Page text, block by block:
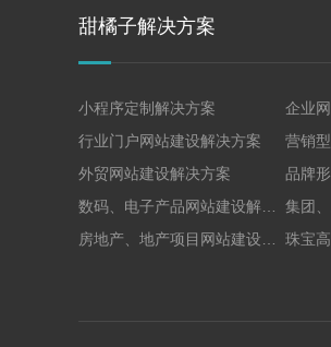
甜橘子解决方案
小程序定制解决方案
企业
行业门户网站建设解决方案
营销
外贸网站建设解决方案
品牌
数码、电子产品网站建设解决方案
房地产、地产项目网站建设解决方案